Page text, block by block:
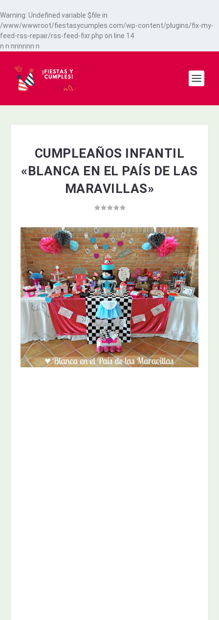
Warning: Undefined variable $file in
/www/wwwroot/fiestasycumples.com/wp-content/plugins/fix-my-
feed-rss-repair/rss-feed-fixr.php on line 14
n n nnnnnn n
CUMPLEAÑOS INFANTIL
«BLANCA EN EL PAÍS DE LAS
MARAVILLAS»